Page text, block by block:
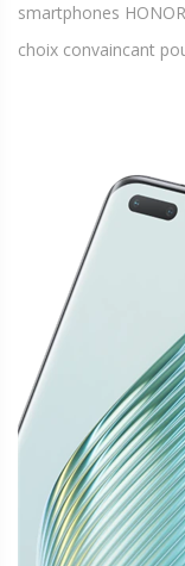
smartphones
choix convaincant